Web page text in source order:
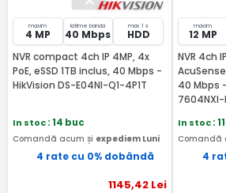
maxim
4 MP
latime banda
40 Mbps
max 1 x
HDD
NVR compact 4ch IP 4MP, 4x
PoE, eSSD 1TB inclus, 40 Mbps -
HikVision DS-E04NI-Q1-4P1T
In stoc: 14 buc
Comandă acum și expediem Luni
4 rate cu 0% dobândă
1145,42Lei
maxim
12 MP
NVR 4ch
40 Mbps
7604NXI-
In stoc:
Comandă
4